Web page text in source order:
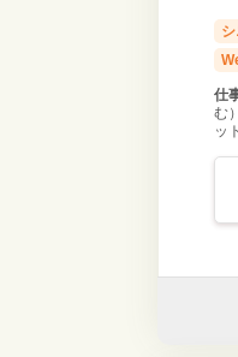
仕
む
ッ